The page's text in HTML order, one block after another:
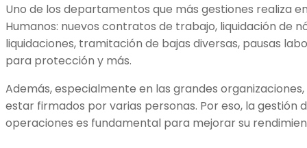
Uno de los departamentos que más gestiones realiza
Humanos: nuevos contratos de trabajo, liquidación de
liquidaciones, tramitación de bajas diversas, pausas
para protección y más.
Además, especialmente en las grandes
estar firmados por varias personas. Por eso, la gestión
operaciones es fundamental para mejorar su